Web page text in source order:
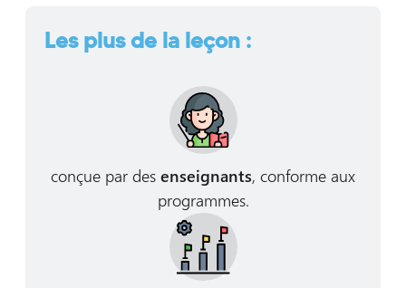
Les plus de la leçon :
conçue par des enseignants, conforme aux
programmes.